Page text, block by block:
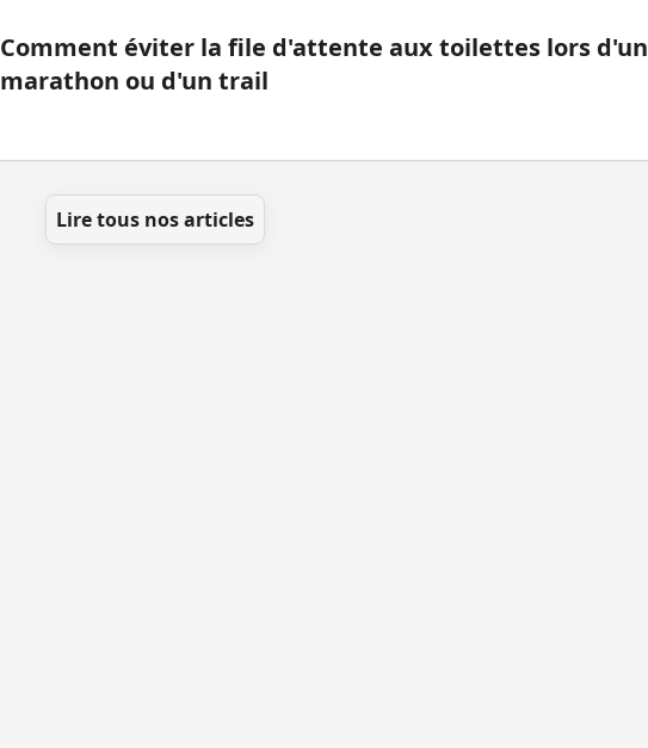
Comment éviter la file d'attente aux toilettes lors d'un
marathon ou d'un trail
Lire tous nos articles